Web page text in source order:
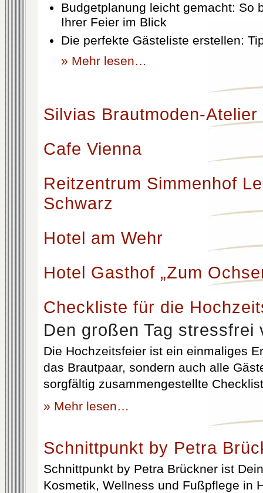
Budgetplanung leicht gemacht: So
Ihrer Feier im Blick
Die perfekte Gästeliste erstellen:
» Mehr lesen…
Silvias Brautmoden-Atelier
Cafe Vienna
Reitzentrum Simmenhof
Schwarz
Hotel am Wehr
Hotel Gasthof „Zum
Checkliste für die
Den großen Tag stressfrei
Die Hochzeitsfeier ist ein einmaliges
das Brautpaar, sondern auch alle
sorgfältig zusammengestellte
» Mehr lesen…
Schnittpunkt by Petra
Schnittpunkt by Petra Brückner ist
Kosmetik, Wellness und Fußpflege in